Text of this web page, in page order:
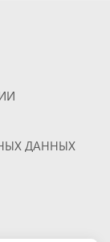
ДАННЫХ